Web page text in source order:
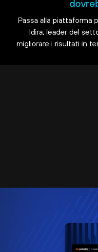
Passa alla piattaforma
Idira, leader del
migliorare i risultati in